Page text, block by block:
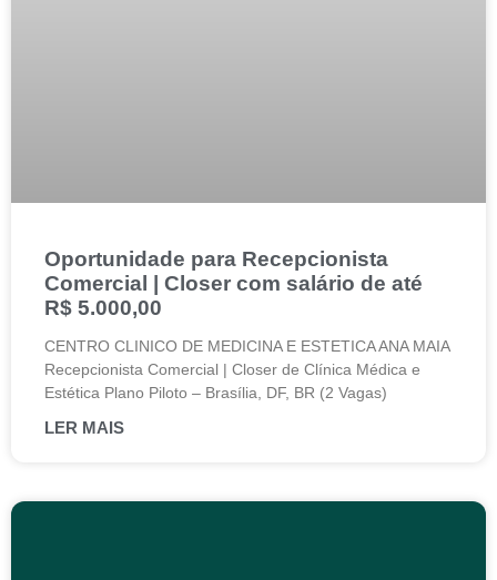
Oportunidade para Recepcionista
Comercial | Closer com salário de até
R$ 5.000,00
CENTRO CLINICO DE MEDICINA E ESTETICA ANA MAIA
Recepcionista Comercial | Closer de Clínica Médica e
Estética Plano Piloto – Brasília, DF, BR (2 Vagas)
LER MAIS